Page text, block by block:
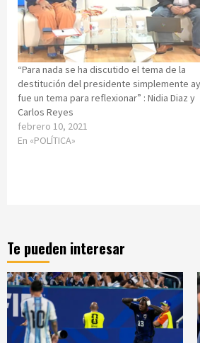
“Para nada se ha discutido el tema de la
destitución del presidente simplemente
fue un tema para reflexionar” : Nidia Diaz y
Carlos Reyes
febrero 10, 2021
En «POLÍTICA»
Te pueden interesar